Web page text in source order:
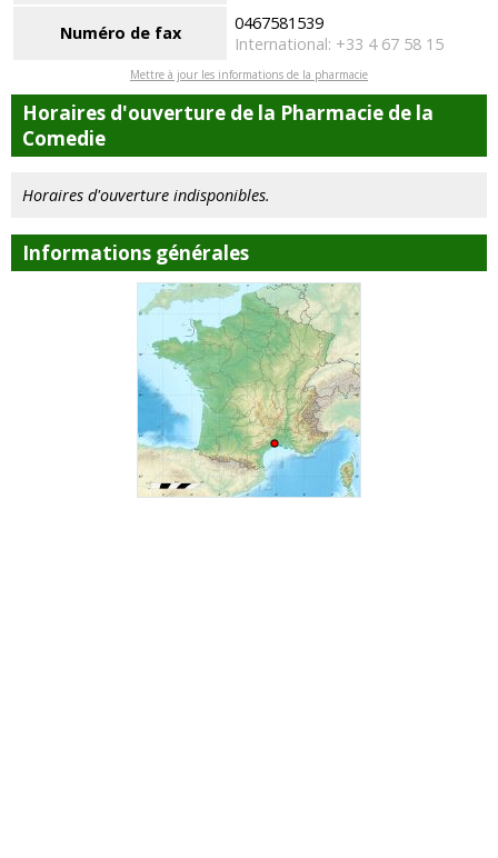
Numéro de fax
0467581539
International: +33 4 67 58 15
Mettre à jour les informations de la pharmacie
Horaires d'ouverture de la Pharmacie de la
Comedie
Horaires d'ouverture indisponibles.
Informations générales